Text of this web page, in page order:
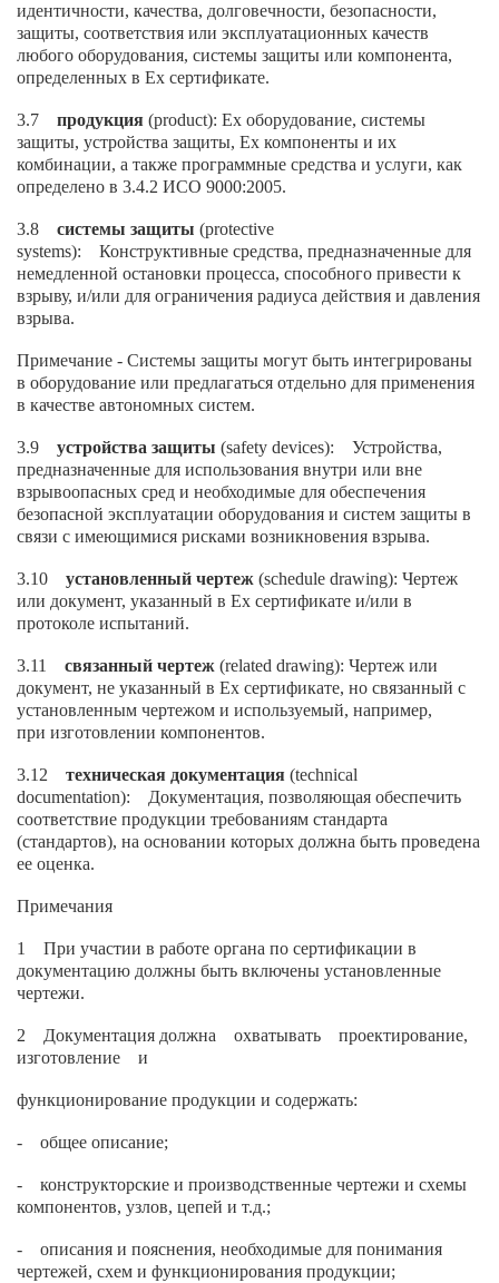
идентичности, качества, долговечности, безопасности,
защиты, соответствия или эксплуатационных качеств
любого оборудования, системы защиты или компонента,
определенных в Ех сертификате.
3.7 продукция (product): Ех оборудование, системы
защиты, устройства защиты, Ех компоненты и их
комбинации, а также программные средства и услуги, как
определено в 3.4.2 ИСО 9000:2005.
3.8 системы защиты (protective
systems): Конструктивные средства, предназначенные для
немедленной остановки процесса, способного привести к
взрыву, и/или для ограничения радиуса действия и давления
взрыва.
Примечание - Системы защиты могут быть интегрированы
в оборудование или предлагаться отдельно для применения
в качестве автономных систем.
3.9 устройства защиты (safety devices): Устройства,
предназначенные для использования внутри или вне
взрывоопасных сред и необходимые для обеспечения
безопасной эксплуатации оборудования и систем защиты в
связи с имеющимися рисками возникновения взрыва.
3.10 установленный чертеж (schedule drawing): Чертеж
или документ, указанный в Ех сертификате и/или в
протоколе испытаний.
3.11 связанный чертеж (related drawing): Чертеж или
документ, не указанный в Ех сертификате, но связанный с
установленным чертежом и используемый, например,
при изготовлении компонентов.
3.12 техническая документация (technical
documentation): Документация, позволяющая обеспечить
соответствие продукции требованиям стандарта
(стандартов), на основании которых должна быть проведена
ее оценка.
Примечания
1 При участии в работе органа по сертификации в
документацию должны быть включены установленные
чертежи.
2 Документация должна охватывать проектирование,
изготовление и
функционирование продукции и содержать:
- общее описание;
- конструкторские и производственные чертежи и схемы
компонентов, узлов, цепей и т.д.;
- описания и пояснения, необходимые для понимания
чертежей, схем и функционирования продукции;